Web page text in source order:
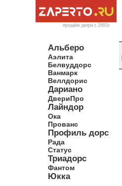
продаём двери c 2005г
Альберо
Аэлита
Белвуддорс
Ванмарк
Веллдорис
Дариано
ДвериПро
Лайндор
Ока
Прованс
Профиль дорс
Рада
Статус
Триадорс
Фантом
Юкка